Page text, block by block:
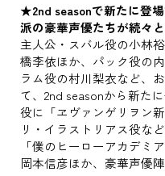
★2nd seasonで新たに登
派の豪華声優たちが続々と
主人公・スバル役の小林
橋李依ほか、パック役の
ラム役の村川梨衣など、
て、2nd seasonから新た
役に「ヱヴァンゲリヲン
リ・イラストリアス役な
「僕のヒーローアカデミ
岡本信彦ほか、豪華声優